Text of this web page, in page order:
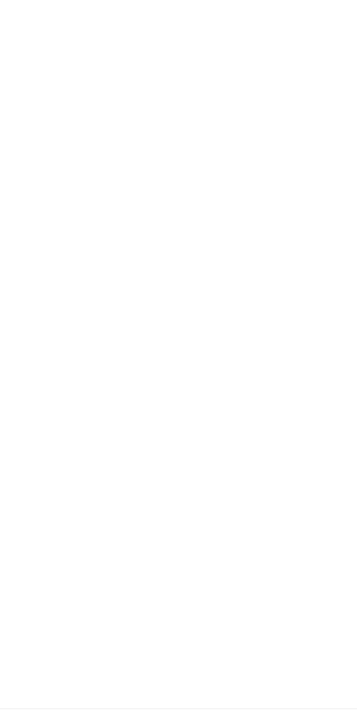
미국은 STEM 분야를 국가 경쟁력 핵심으로 여기기 때문